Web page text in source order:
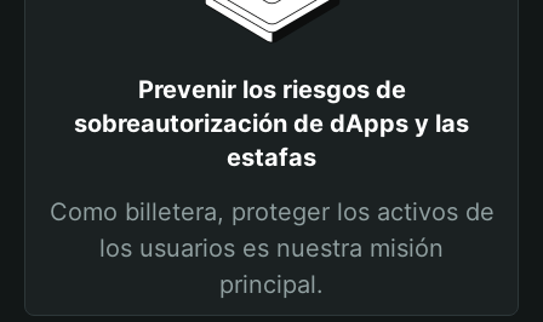
Prevenir los riesgos de
sobreautorización de dApps y las
estafas
Como billetera, proteger los activos de
los usuarios es nuestra misión
principal.